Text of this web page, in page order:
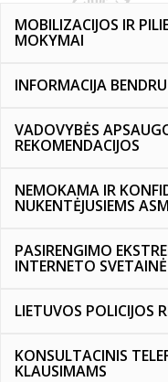
MOBILIZACIJOS IR
MOKYMAI
INFORMACIJA
VADOVYBĖS
REKOMENDACIJOS
NEMOKAMA IR
NUKENTĖJUSIEMS
PASIRENGIMO
INTERNETO SVETAINĖ
LIETUVOS POLICIJOS
KONSULTACINIS
KLAUSIMAMS